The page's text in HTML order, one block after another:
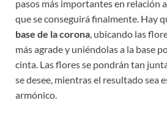
pasos más importantes en relación
que se conseguirá finalmente. Hay
base de la corona, ubicando las
más agrade y uniéndolas a la base
cinta. Las flores se pondrán tan
se desee, mientras el resultado sea
armónico.